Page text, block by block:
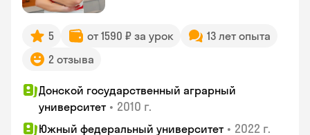
5 от 1590 ₽ за урок
13 лет опыта
2 отзыва
Донской государственный аграрный
университет • 2010 г.
Южный федеральный университет • 2022 г.